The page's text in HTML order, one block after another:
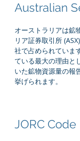
Australian
オーストラリアは鉱
リア証券取引所
社で占められていま
ている最大の理由と
いた鉱物資源量の報
挙げられます。
JORC Code